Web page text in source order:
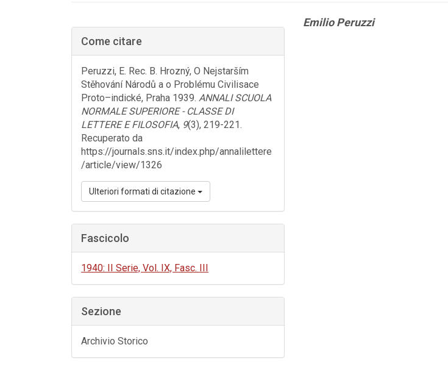
laterale
dell'articolo
Come citare
Peruzzi, E. Rec. B. Hrozný, O Nejstarším
Stěhování Národů a o Problému Civilisace
Proto–indické, Praha 1939. ANNALI SCUOLA
NORMALE SUPERIORE - CLASSE DI
LETTERE E FILOSOFIA, 9(3), 219-221.
Recuperato da
https://journals.sns.it/index.php/annalilettere
/article/view/1326
Ulteriori formati di citazione
Fascicolo
1940: II Serie, Vol. IX, Fasc. III
Sezione
Archivio Storico
Contenuto
Emilio Peruzzi